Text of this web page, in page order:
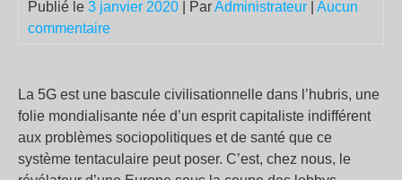
Publié le 3 janvier 2020 | ParAdministrateur
Aucun
commentaire
La 5G est une bascule civilisationnelle dans l’hubris, une
folie mondialisante née d’un esprit capitaliste indifférent
aux problèmes sociopolitiques et de santé que ce
système tentaculaire peut poser. C’est, chez nous, le